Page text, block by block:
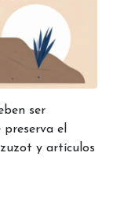
ser
el
y artículos